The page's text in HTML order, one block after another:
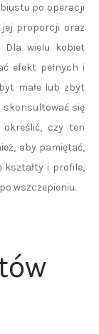
po operacji
jej proporcji oraz
wielu kobiet
efekt pełnych i
małe lub zbyt
skonsultować się
czy ten
aby pamiętać,
kształty i profile,
wszczepieniu.